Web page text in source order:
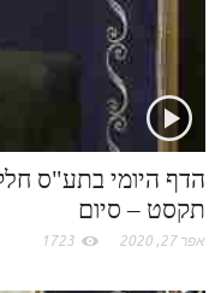
תקסט – סיום
אפר 27, 2020 1723